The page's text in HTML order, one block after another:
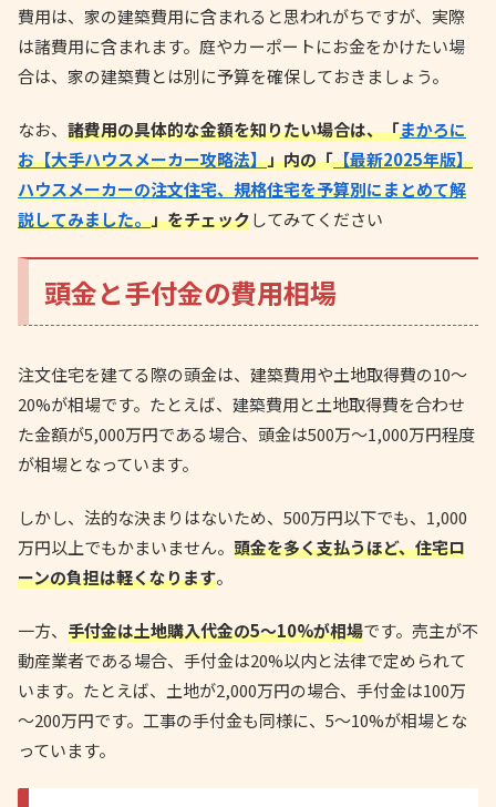
費用は、家の建築費用に含まれると思われがちですが、実際
は諸費用に含まれます。庭やカーポートにお金をかけたい場
合は、家の建築費とは別に予算を確保しておきましょう。
なお、 諸費用の具体的な金額を知りたい場合は、「まかろに
お【大手ハウスメーカー攻略法】」内の「【最新2025年版】
ハウスメーカーの注文住宅、規格住宅を予算別にまとめて解
説してみました。」をチェックしてみてください
頭金と手付金の費用相場
注文住宅を建てる際の頭金は、建築費用や土地取得費の10～
20%が相場です。たとえば、建築費用と土地取得費を合わせ
た金額が5,000万円である場合、頭金は500万～1,000万円程度
が相場となっています。
しかし、法的な決まりはないため、500万円以下でも、1,000
万円以上でもかまいません。 頭金を多く支払うほど、住宅ロ
ーンの負担は軽くなります。
一方、 手付金は土地購入代金の5～10%が相場です。売主が不
動産業者である場合、手付金は20%以内と法律で定められて
います。たとえば、土地が2,000万円の場合、手付金は100万
～200万円です。工事の手付金も同様に、5～10%が相場とな
っています。